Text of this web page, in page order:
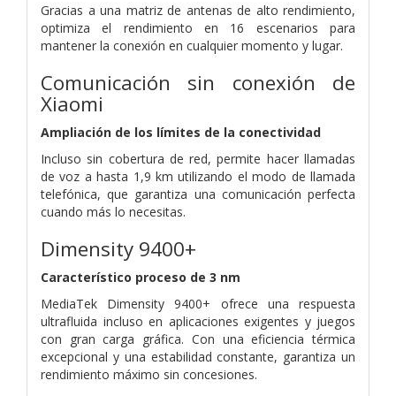
Gracias a una matriz de antenas de alto rendimiento,
optimiza el rendimiento en 16 escenarios para
mantener la conexión en cualquier momento y lugar.
Comunicación sin conexión de
Xiaomi
Ampliación de los límites de la conectividad
Incluso sin cobertura de red, permite hacer llamadas
de voz a hasta 1,9 km utilizando el modo de llamada
telefónica, que garantiza una comunicación perfecta
cuando más lo necesitas.
Dimensity 9400+
Característico proceso de 3 nm
MediaTek Dimensity 9400+ ofrece una respuesta
ultrafluida incluso en aplicaciones exigentes y juegos
con gran carga gráfica. Con una eficiencia térmica
excepcional y una estabilidad constante, garantiza un
rendimiento máximo sin concesiones.